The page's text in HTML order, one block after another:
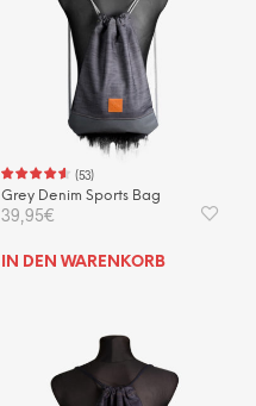
(53)
Grey Denim Sports Bag
39,95€
IN DEN WARENKORB